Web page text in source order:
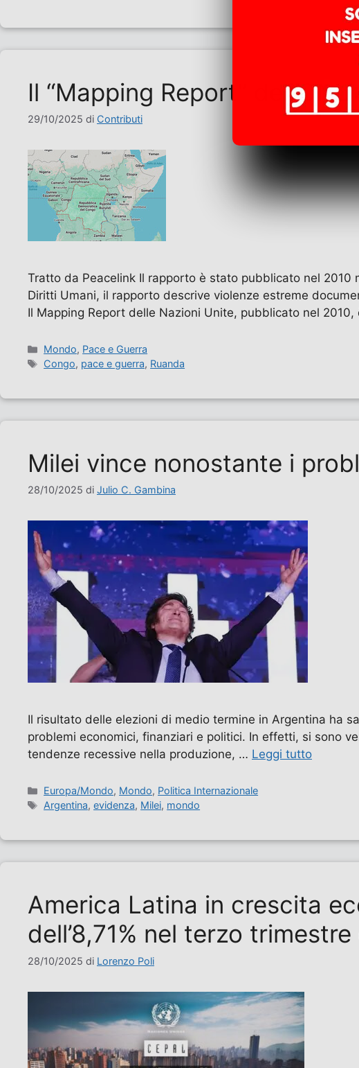
Il “Mapping Report”
29/10/2025 di Contributi
Tratto da Peacelink Il rapporto è stato pubblicato nel 2010
Diritti Umani, il rapporto descrive violenze estreme
Il Mapping Report delle Nazioni Unite, pubblicato nel
Categorie
Mondo, Pace e Guerra
Tag
Congo, pace e guerra, Ruanda
Milei vince nonostante i
28/10/2025 di Julio C. Gambina
Il risultato delle elezioni di medio termine in Argentina ha
problemi economici, finanziari e politici. In effetti, si sono
tendenze recessive nella produzione, … Leggi tutto
Categorie
Europa/Mondo, Mondo, Politica Internazionale
Tag
Argentina,evidenza, Milei, mondo
America Latina in crescita
dell’8,71% nel terzo
28/10/2025 di Lorenzo Poli